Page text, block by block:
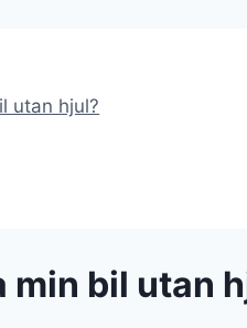
utan hjul?
min bil utan